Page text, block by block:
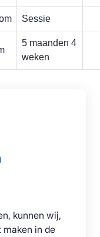
Sessie
5 maanden 4
weken
kunnen wij,
maken in de